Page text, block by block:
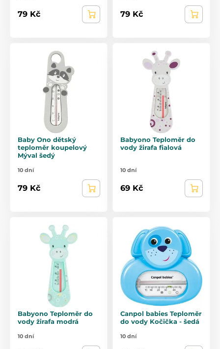
79 Kč 79 Kč
Baby Ono dětský
teploměr koupelový
Mýval šedý
10 dní
79 Kč
Babyono Teploměr do
vody žirafa fialová
10 dní
69 Kč
Babyono Teploměr do
vody žirafa modrá
10 dní
Canpol babies Teploměr
do vody Kočička - šedá
10 dní